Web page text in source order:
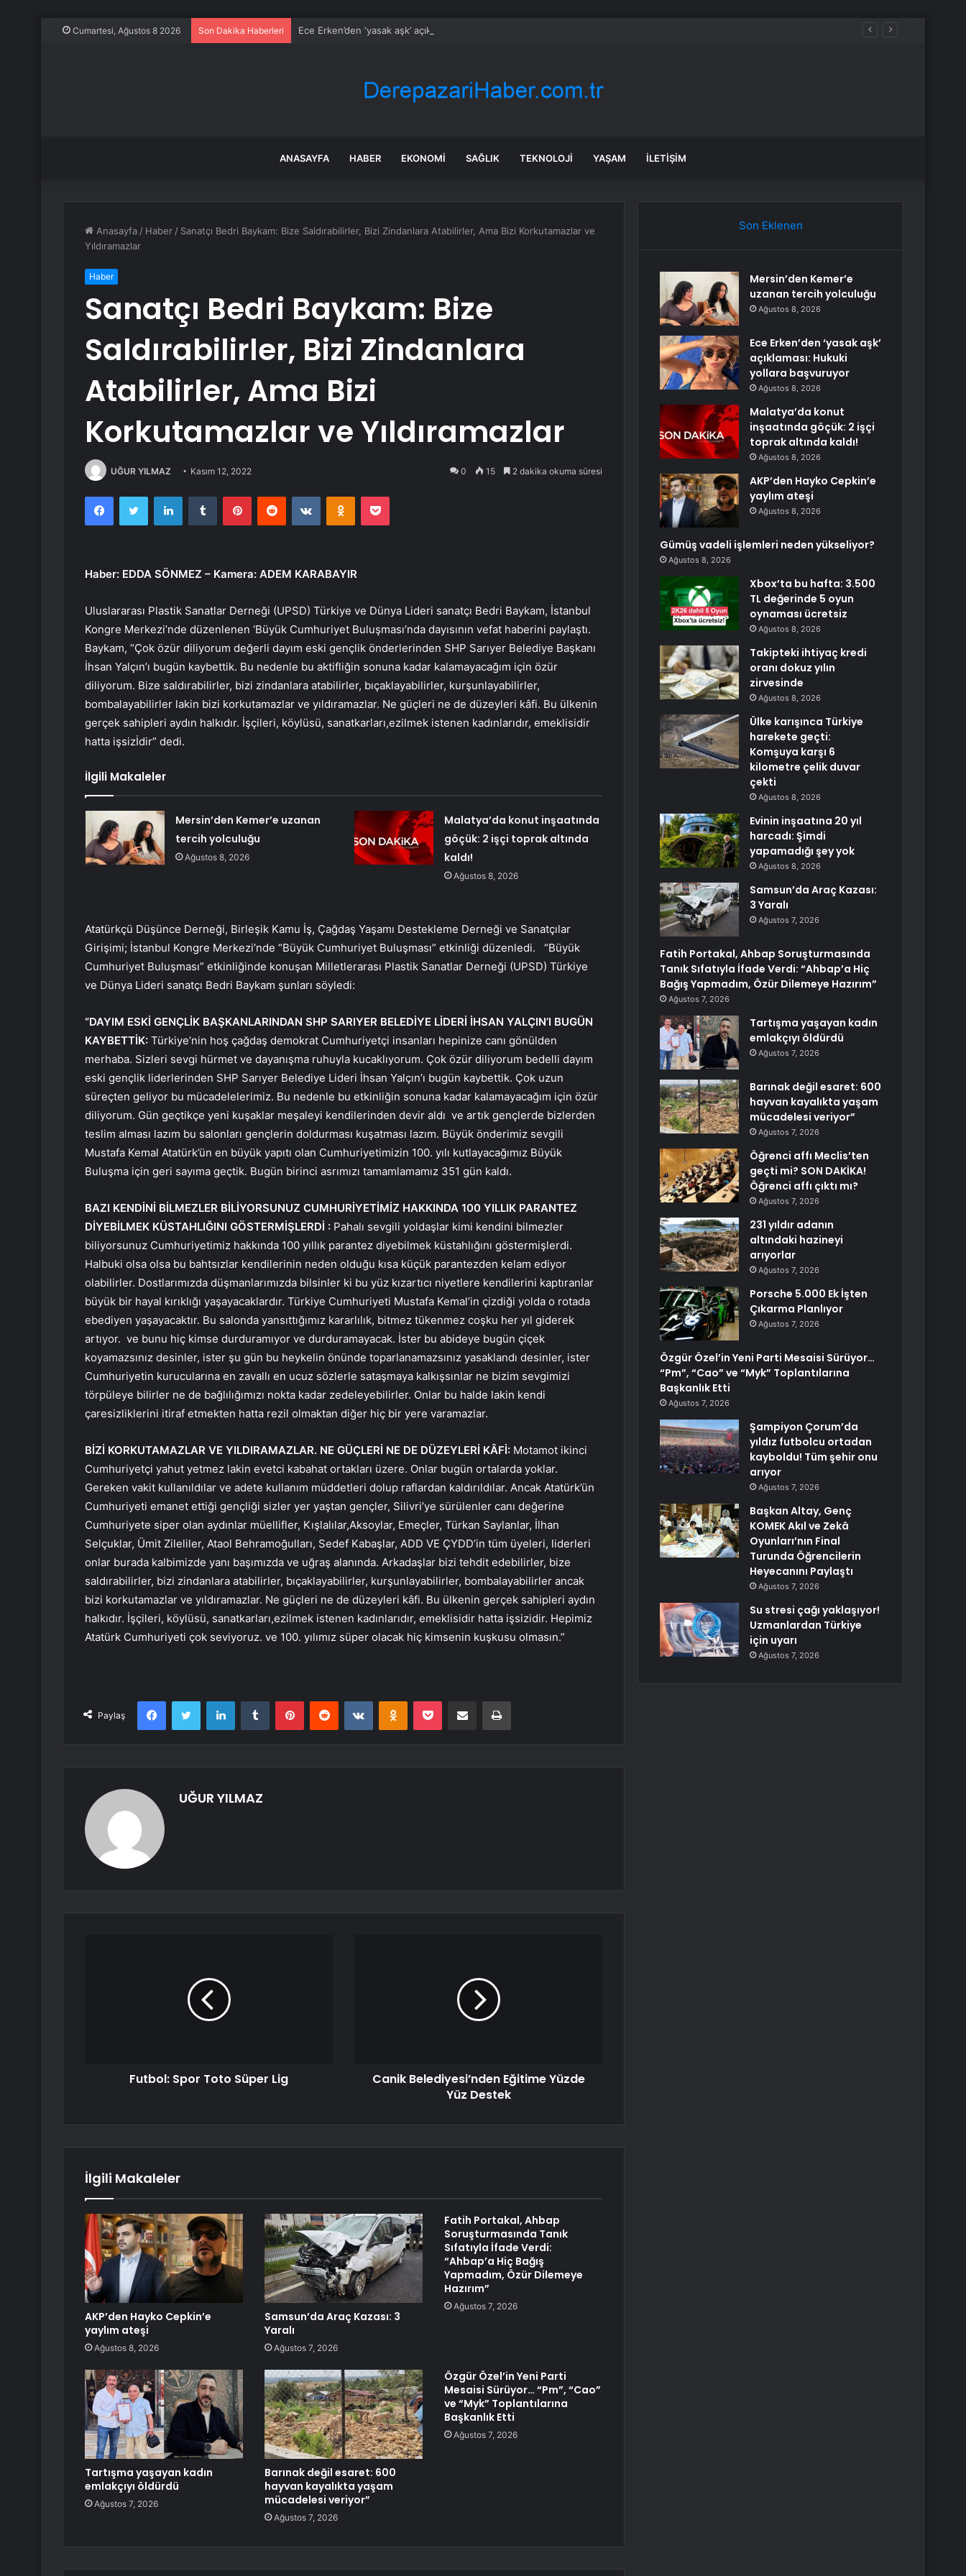
Cumartesi, Ağustos 8 2026 Son Dakika Haberleri Ece Erken’den ‘yasak aşk’ açıklaması: Hukuki yollara başvuruyor
ANASAYFA HABER EKONOMI SAĞLIK TEKNOLOJI YAŞAM İLETIŞIM
Anasayfa / Haber / Sanatçı Bedri Baykam: Bize Saldırabilirler, Bizi Zindanlara Atabilirler, Ama Bizi Korkutamazlar ve
Yıldıramazlar
Haber
Sanatçı Bedri Baykam: Bize
Saldırabilirler, Bizi Zindanlara
Atabilirler, Ama Bizi
Korkutamazlar ve Yıldıramazlar
UĞUR YILMAZ Kasım 12, 2022 0 15 2 dakika okuma süresi
FacebookTwitter LinkedInTumblr PinterestReddit VKontakteOdnoklassniki
Pocket
Haber: EDDA SÖNMEZ – Kamera: ADEM KARABAYIR
Uluslararası Plastik Sanatlar Derneği (UPSD) Türkiye ve Dünya Lideri sanatçı Bedri Baykam, İstanbul
Kongre Merkezi’nde düzenlenen ‘Büyük Cumhuriyet Buluşması’nda dayısının vefat haberini paylaştı.
Baykam, “Çok özür diliyorum değerli dayım eski gençlik önderlerinden SHP Sarıyer Belediye Başkanı
İhsan Yalçın’ı bugün kaybettik. Bu nedenle bu aktifliğin sonuna kadar kalamayacağım için özür
diliyorum. Bize saldırabilirler, bizi zindanlara atabilirler, bıçaklayabilirler, kurşunlayabilirler,
bombalayabilirler lakin bizi korkutamazlar ve yıldıramazlar. Ne güçleri ne de düzeyleri kâfi. Bu ülkenin
gerçek sahipleri aydın halkıdır. İşçileri, köylüsü, sanatkarları,ezilmek istenen kadınlarıdır, emeklisidir
hatta işsizİdir” dedi.
İlgili Makaleler
Mersin’den Kemer’e uzanan
tercih yolculuğu
Ağustos 8, 2026
Malatya’da konut inşaatında
göçük: 2 işçi toprak altında
kaldı!
Ağustos 8, 2026
Atatürkçü Düşünce Derneği, Birleşik Kamu İş, Çağdaş Yaşamı Destekleme Derneği ve Sanatçılar
Girişimi; İstanbul Kongre Merkezi’nde “Büyük Cumhuriyet Buluşması” etkinliği düzenledi. “Büyük
Cumhuriyet Buluşması” etkinliğinde konuşan Milletlerarası Plastik Sanatlar Derneği (UPSD) Türkiye
ve Dünya Lideri sanatçı Bedri Baykam şunları söyledi:
“DAYIM ESKİ GENÇLİK BAŞKANLARINDAN SHP SARIYER BELEDİYE LİDERİ İHSAN YALÇIN’I BUGÜN
KAYBETTİK: Türkiye’nin hoş çağdaş demokrat Cumhuriyetçi insanları hepinize canı gönülden
merhaba. Sizleri sevgi hürmet ve dayanışma ruhuyla kucaklıyorum. Çok özür diliyorum bedelli dayım
eski gençlik liderlerinden SHP Sarıyer Belediye Lideri İhsan Yalçın’ı bugün kaybettik. Çok uzun
süreçten geliyor bu mücadelelerimiz. Bu nedenle bu etkinliğin sonuna kadar kalamayacağım için özür
diliyorum. Gün geçtikçe yeni kuşaklar meşaleyi kendilerinden devir aldı ve artık gençlerde bizlerden
teslim alması lazım bu salonları gençlerin doldurması kuşatması lazım. Büyük önderimiz sevgili
Mustafa Kemal Atatürk’ün en büyük yapıtı olan Cumhuriyetimizin 100. yılı kutlayacağımız Büyük
Buluşma için geri sayıma geçtik. Bugün birinci asrımızı tamamlamamız 351 gün kaldı.
BAZI KENDİNİ BİLMEZLER BİLİYORSUNUZ CUMHURİYETİMİZ HAKKINDA 100 YILLIK PARANTEZ
DİYEBİLMEK KÜSTAHLIĞINI GÖSTERMİŞLERDİ : Pahalı sevgili yoldaşlar kimi kendini bilmezler
biliyorsunuz Cumhuriyetimiz hakkında 100 yıllık parantez diyebilmek küstahlığını göstermişlerdi.
Halbuki olsa olsa bu bahtsızlar kendilerinin neden olduğu kısa küçük parantezden kelam ediyor
olabilirler. Dostlarımızda düşmanlarımızda bilsinler ki bu yüz kızartıcı niyetlere kendilerini kaptıranlar
büyük bir hayal kırıklığı yaşayacaklardır. Türkiye Cumhuriyeti Mustafa Kemal’in çizdiği yolda o rotada
ebediyen yaşayacaktır. Bu salonda yansıttığımız kararlılık, bitmez tükenmez coşku her yıl giderek
artıyor. ve bunu hiç kimse durduramıyor ve durduramayacak. İster bu abideye bugün çiçek
koyamazsınız desinler, ister şu gün bu heykelin önünde toparlanamazsınız yasaklandı desinler, ister
Cumhuriyetin kurucularına en zavallı en ucuz sözlerle sataşmaya kalkışsınlar ne bizim sevgimizi
törpüleye bilirler ne de bağlılığımızı nokta kadar zedeleyebilirler. Onlar bu halde lakin kendi
çaresizliklerini itiraf etmekten hatta rezil olmaktan diğer hiç bir yere varamazlar.
BİZİ KORKUTAMAZLAR VE YILDIRAMAZLAR. NE GÜÇLERİ NE DE DÜZEYLERİ KÂFİ: Motamot ikinci
Cumhuriyetçi yahut yetmez lakin evetci kabahat ortakları üzere. Onlar bugün ortalarda yoklar.
Gereken vakit kullanıldılar ve adete kullanım müddetleri dolup raflardan kaldırıldılar. Ancak Atatürk’ün
Cumhuriyeti emanet ettiği gençliği sizler yer yaştan gençler, Silivri’ye sürülenler canı değerine
Cumhuriyete siper olan aydınlar müellifler, Kışlalılar,Aksoylar, Emeçler, Türkan Saylanlar, İlhan
Selçuklar, Ümit Zileliler, Ataol Behramoğulları, Sedef Kabaşlar, ADD VE ÇYDD’in tüm üyeleri, liderleri
onlar burada kalbimizde yanı başımızda ve uğraş alanında. Arkadaşlar bizi tehdit edebilirler, bize
saldırabilirler, bizi zindanlara atabilirler, bıçaklayabilirler, kurşunlayabilirler, bombalayabilirler ancak
bizi korkutamazlar ve yıldıramazlar. Ne güçleri ne de düzeyleri kâfi. Bu ülkenin gerçek sahipleri aydın
halkıdır. İşçileri, köylüsü, sanatkarları,ezilmek istenen kadınlarıdır, emeklisidir hatta işsizidir. Hepimiz
Atatürk Cumhuriyeti çok seviyoruz. ve 100. yılımız süper olacak hiç kimsenin kuşkusu olmasın.”
Paylaş
FacebookTwitter LinkedInTumblr PinterestReddit VKontakteOdnoklassniki
Pocket E-Posta ile paylaş Yazdır
UĞUR YILMAZ
Futbol: Spor Toto Süper Lig
Canik Belediyesi’nden Eğitime Yüzde
Yüz Destek
İlgili Makaleler
AKP’den Hayko Cepkin’e
yaylım ateşi
Ağustos 8, 2026
Samsun’da Araç Kazası: 3
Yaralı
Ağustos 7, 2026
Fatih Portakal, Ahbap
Soruşturmasında Tanık
Sıfatıyla İfade Verdi:
“Ahbap’a Hiç Bağış
Yapmadım, Özür Dilemeye
Hazırım”
Ağustos 7, 2026
Tartışma yaşayan kadın
emlakçıyı öldürdü
Ağustos 7, 2026
Barınak değil esaret: 600
hayvan kayalıkta yaşam
mücadelesi veriyor”
Ağustos 7, 2026
Özgür Özel’in Yeni Parti
Mesaisi Sürüyor… “Pm”, “Cao”
ve “Myk” Toplantılarına
Başkanlık Etti
Ağustos 7, 2026
Son Eklenen
Mersin’den Kemer’e
uzanan tercih yolculuğu
Ağustos 8, 2026
Ece Erken’den ‘yasak aşk’
açıklaması: Hukuki
yollara başvuruyor
Ağustos 8, 2026
Malatya’da konut
inşaatında göçük: 2 işçi
toprak altında kaldı!
Ağustos 8, 2026
AKP’den Hayko Cepkin’e
yaylım ateşi
Ağustos 8, 2026
Gümüş vadeli işlemleri neden yükseliyor?
Ağustos 8, 2026
Xbox’ta bu hafta: 3.500
TL değerinde 5 oyun
oynaması ücretsiz
Ağustos 8, 2026
Takipteki ihtiyaç kredi
oranı dokuz yılın
zirvesinde
Ağustos 8, 2026
Ülke karışınca Türkiye
harekete geçti:
Komşuya karşı 6
kilometre çelik duvar
çekti
Ağustos 8, 2026
Evinin inşaatına 20 yıl
harcadı: Şimdi
yapamadığı şey yok
Ağustos 8, 2026
Samsun’da Araç Kazası:
3 Yaralı
Ağustos 7, 2026
Fatih Portakal, Ahbap Soruşturmasında
Tanık Sıfatıyla İfade Verdi: “Ahbap’a Hiç
Bağış Yapmadım, Özür Dilemeye Hazırım”
Ağustos 7, 2026
Tartışma yaşayan kadın
emlakçıyı öldürdü
Ağustos 7, 2026
Barınak değil esaret: 600
hayvan kayalıkta yaşam
mücadelesi veriyor”
Ağustos 7, 2026
Öğrenci affı Meclis’ten
geçti mi? SON DAKİKA!
Öğrenci affı çıktı mı?
Ağustos 7, 2026
231 yıldır adanın
altındaki hazineyi
arıyorlar
Ağustos 7, 2026
Porsche 5.000 Ek İşten
Çıkarma Planlıyor
Ağustos 7, 2026
Özgür Özel’in Yeni Parti Mesaisi Sürüyor…
“Pm”, “Cao” ve “Myk” Toplantılarına
Başkanlık Etti
Ağustos 7, 2026
Şampiyon Çorum’da
yıldız futbolcu ortadan
kayboldu! Tüm şehir onu
arıyor
Ağustos 7, 2026
Başkan Altay, Genç
KOMEK Akıl ve Zekâ
Oyunları’nın Final
Turunda Öğrencilerin
Heyecanını Paylaştı
Ağustos 7, 2026
Su stresi çağı yaklaşıyor!
Uzmanlardan Türkiye
için uyarı
Ağustos 7, 2026